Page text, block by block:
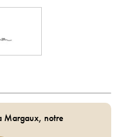
Margaux, notre